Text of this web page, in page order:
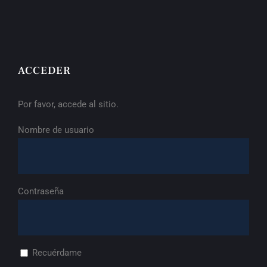
ACCEDER
Por favor, accede al sitio.
Nombre de usuario
Contraseña
Recuérdame